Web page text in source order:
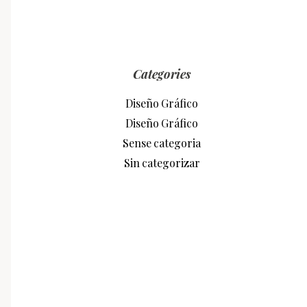
Categories
Diseño Gráfico
Diseño Gráfico
Sense categoria
Sin categorizar